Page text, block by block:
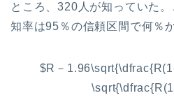
ところ、320人が知っていた
知率は95％の信頼区間で何％
$R－